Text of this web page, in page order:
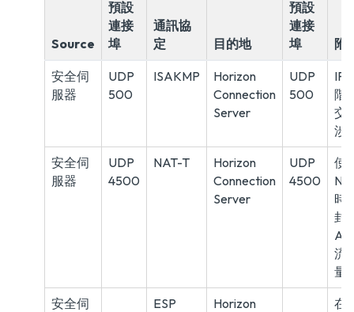
Source
預設
連接
埠
通訊協
定
目的地
預設
連接
埠
附
安全伺
服器
UDP
500
ISAKMP
Horizon
Connection
Server
UDP
500
階
交
涉
安全伺
服器
UDP
4500
NAT-T
Horizon
Connection
Server
UDP
4500
使
時
封
流
量
安全伺
ESP
Horizon
在